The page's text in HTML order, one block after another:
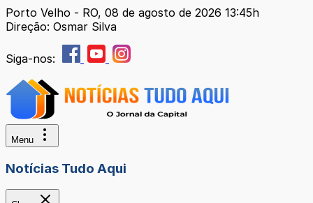
Porto Velho - RO, 08 de agosto de 2026 13:45h
Direção: Osmar Silva
Siga-nos:
Menu
Notícias Tudo Aqui